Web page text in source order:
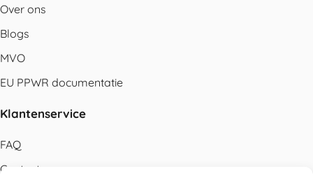
Over ons
Blogs
MVO
EU PPWR documentatie
Klantenservice
FAQ
Contact